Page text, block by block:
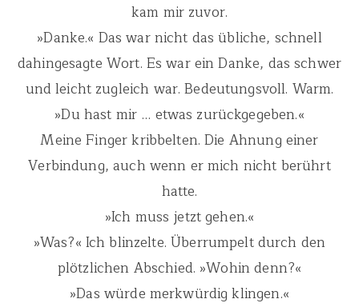
kam mir zuvor.
»Danke.« Das war nicht das übliche, schnell
dahingesagte Wort. Es war ein Danke, das schwer
und leicht zugleich war. Bedeutungsvoll. Warm.
»Du hast mir … etwas zurückgegeben.«
Meine Finger kribbelten. Die Ahnung einer
Verbindung, auch wenn er mich nicht berührt
hatte.
»Ich muss jetzt gehen.«
»Was?« Ich blinzelte. Überrumpelt durch den
plötzlichen Abschied. »Wohin denn?«
»Das würde merkwürdig klingen.«